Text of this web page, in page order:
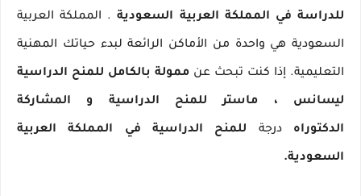
للدراسة في المملكة العربية السعودية. المملكة العربية
السعودية هي واحدة من الأماكن الرائعة لبدء حياتك المهنية
التعليمية. إذا كنت تبحث عن ممولة بالكامل للمنح الدراسية
ليسانس ، ماستر للمنح الدراسية و المشاركة
الدكتوراه درجة للمنح الدراسية في المملكة العربية
السعودية.